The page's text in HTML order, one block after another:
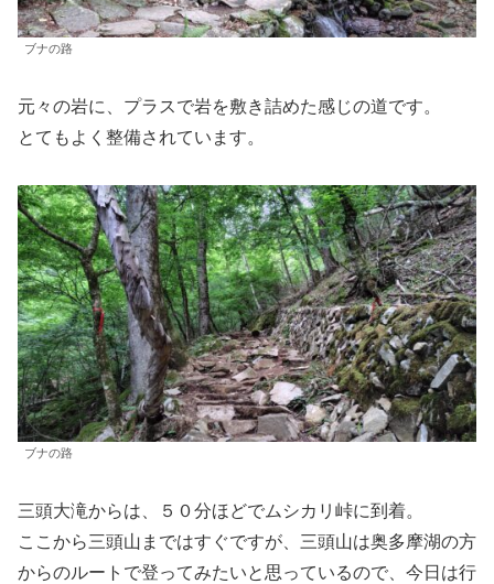
ブナの路
元々の岩に、プラスで岩を敷き詰めた感じの道です。
とてもよく整備されています。
ブナの路
三頭大滝からは、５０分ほどでムシカリ峠に到着。
ここから三頭山まではすぐですが、三頭山は奥多摩湖の方
からのルートで登ってみたいと思っているので、今日は行